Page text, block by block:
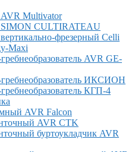
AVR Multivator
SIMON CULTIRATEAU
фрезерный Celli
Maxi
AVR GE-
гребнеобразователь ИКСИОН
КГП-4
AVR Falcon
AVR CTK
буртоукладчик AVR